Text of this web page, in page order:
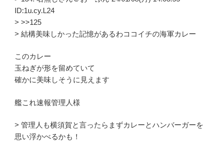
ID:1u.cy.L24
> >>125
> 結構美味しかった記憶があるわココイチの海軍カレー
このカレー
玉ねぎが形を留めていて
確かに美味しそうに見えます
艦これ速報管理人様
> 管理人も横須賀と言ったらまずカレーとハンバーガーを
思い浮かべるかも！